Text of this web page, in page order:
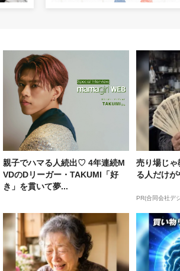
親子でハマる人続出♡ 4年連続M
VDのDリーガー・TAKUMI「好
き」を貫いて夢...
売り場じゃ
る人だけ
PR(合同会社デ